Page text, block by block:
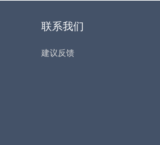
联系我们
建议反馈